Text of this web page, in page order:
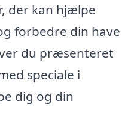
der kan hjælpe
forbedre din have
du præsenteret
speciale i
dig og din